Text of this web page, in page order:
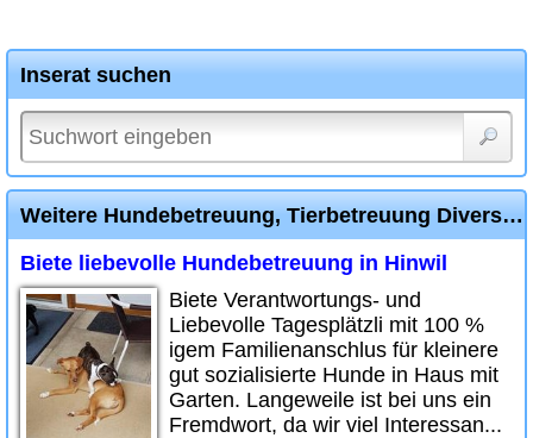
Inserat suchen
Weitere Hundebetreuung, Tierbetreuung Diverse Inserate
Biete liebevolle Hundebetreuung in Hinwil
Biete Verantwortungs- und
Liebevolle Tagesplätzli mit 100 %
igem Familienanschlus für kleinere
gut sozialisierte Hunde in Haus mit
Garten. Langeweile ist bei uns ein
Fremdwort, da wir viel Interessan...